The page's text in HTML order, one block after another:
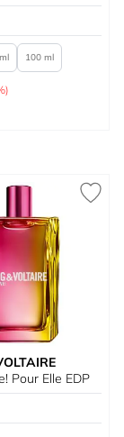
100 ml
Pour Elle EDP